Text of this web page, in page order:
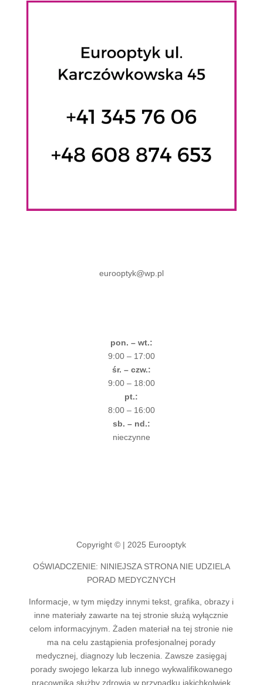
eurooptyk@wp.pl
pon. – wt.:
9:00 – 17:00
śr. – czw.:
9:00 – 18:00
pt.:
8:00 – 16:00
sb. – nd.:
nieczynne
Copyright © | 2025 Eurooptyk
OŚWIADCZENIE: NINIEJSZA STRONA NIE UDZIELA
PORAD MEDYCZNYCH
Informacje, w tym między innymi tekst, grafika, obrazy i
inne materiały zawarte na tej stronie służą wyłącznie
celom informacyjnym. Żaden materiał na tej stronie nie
ma na celu zastąpienia profesjonalnej porady
medycznej, diagnozy lub leczenia. Zawsze zasięgaj
porady swojego lekarza lub innego wykwalifikowanego
pracownika służby zdrowia w przypadku jakichkolwiek